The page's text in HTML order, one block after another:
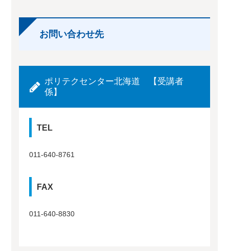
お問い合わせ先
ポリテクセンター北海道 【受講者
係】
TEL
011-640-8761
FAX
011-640-8830